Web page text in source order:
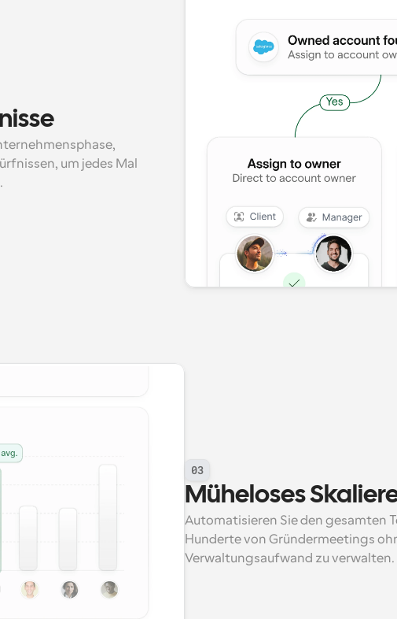
um jedes Mal
03
Müheloses
Automatisieren Sie den gesamten
Hunderte von Gründermeetings
Verwaltungsaufwand zu verwalten.